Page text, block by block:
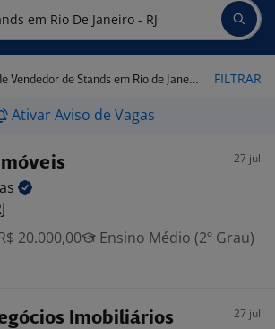
de Stands em Rio de Janeiro - RJ FILTRAR
Ativar Aviso de Vagas
27 jul
20.000,00
Ensino Médio (2º Grau)
Imobiliários 27 jul